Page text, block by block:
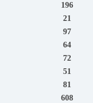
196
21
97
64
72
51
81
608